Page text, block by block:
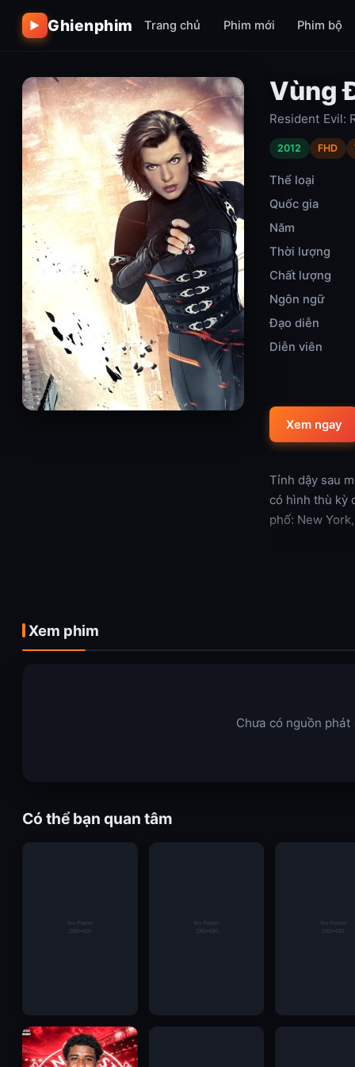
▶ Ghienphim Trang chủ Phim mới Phim bộ
Vùng
Resident Evil:
2012 FHD
Thể loại
Quốc gia
Năm
Thời lượng
Chất lượng
Ngôn ngữ
Đạo diễn
Diễn viên
Xem ngay
Tỉnh dậy sau
có hình thù kỳ
phố: New
Xem phim
Chưa có nguồn
Có thể bạn quan tâm
Mourinho trở lại
Real Madrid: Những